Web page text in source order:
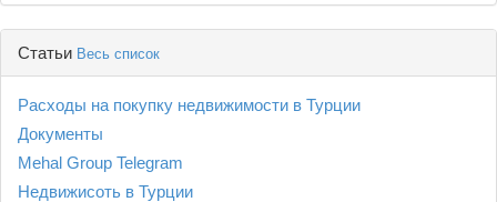
Статьи Весь список
Расходы на покупку недвижимости в Турции
Документы
Mehal Group Telegram
Недвижисоть в Турции